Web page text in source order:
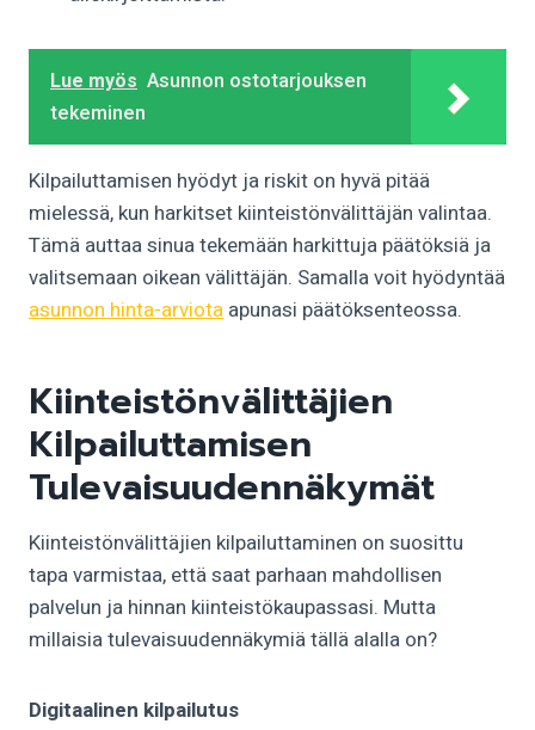
Lue myös Asunnon ostotarjouksen
tekeminen
Kilpailuttamisen hyödyt ja riskit on hyvä pitää
mielessä, kun harkitset kiinteistönvälittäjän valintaa.
Tämä auttaa sinua tekemään harkittuja päätöksiä ja
valitsemaan oikean välittäjän. Samalla voit hyödyntää
asunnon hinta-arviota apunasi päätöksenteossa.
Kiinteistönvälittäjien
Kilpailuttamisen
Tulevaisuudennäkymät
Kiinteistönvälittäjien kilpailuttaminen on suosittu
tapa varmistaa, että saat parhaan mahdollisen
palvelun ja hinnan kiinteistökaupassasi. Mutta
millaisia tulevaisuudennäkymiä tällä alalla on?
Digitaalinen kilpailutus